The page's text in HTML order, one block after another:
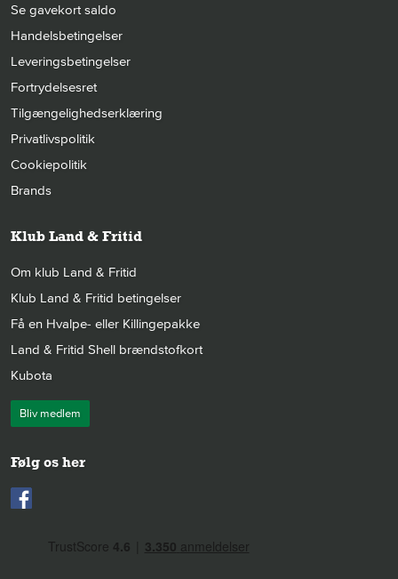
Se gavekort saldo
Handelsbetingelser
Leveringsbetingelser
Fortrydelsesret
Tilgængelighedserklæring
Privatlivspolitik
Cookiepolitik
Brands
Klub Land & Fritid
Om klub Land & Fritid
Klub Land & Fritid betingelser
Få en Hvalpe- eller Killingepakke
Land & Fritid Shell brændstofkort
Kubota
Bliv medlem
Følg os her